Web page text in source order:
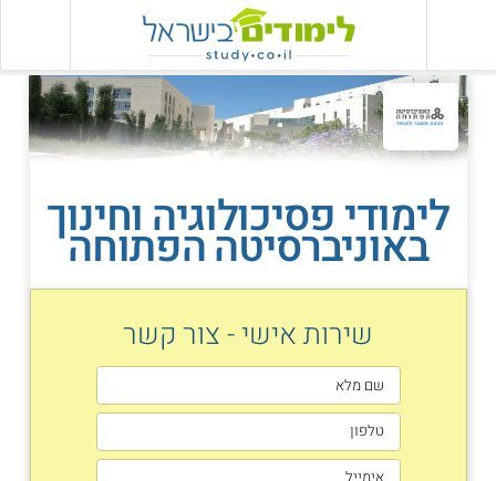
לימודי פסיכולוגיה וחינוך
באוניברסיטה הפתוחה
שירות אישי - צור קשר